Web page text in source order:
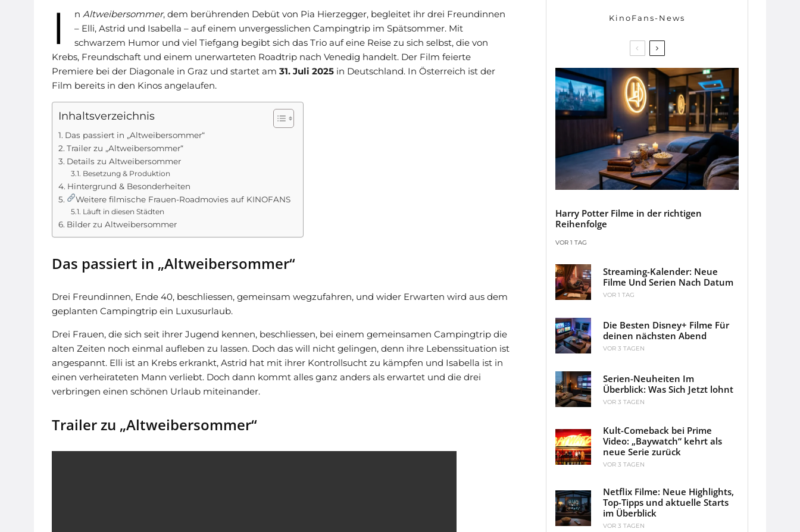
I n Altweibersommer, dem berührenden Debüt von Pia Hierzegger, begleitet ihr drei Freundinnen
– Elli, Astrid und Isabella – auf einem unvergesslichen Campingtrip im Spätsommer. Mit
schwarzem Humor und viel Tiefgang begibt sich das Trio auf eine Reise zu sich selbst, die von
Krebs, Freundschaft und einem unerwarteten Roadtrip nach Venedig handelt. Der Film feierte
Premiere bei der Diagonale in Graz und startet am 31. Juli 2025 in Deutschland. In Österreich ist der
Film bereits in den Kinos angelaufen.
Inhaltsverzeichnis
Das passiert in „Altweibersommer“
Trailer zu „Altweibersommer“
Details zu Altweibersommer
Besetzung & Produktion
Hintergrund & Besonderheiten
Weitere filmische Frauen-Roadmovies auf KINOFANS
Läuft in diesen Städten
Bilder zu Altweibersommer
Das passiert in „Altweibersommer“
Drei Freundinnen, Ende 40, beschliessen, gemeinsam wegzufahren, und wider Erwarten wird aus dem
geplanten Campingtrip ein Luxusurlaub.
Drei Frauen, die sich seit ihrer Jugend kennen, beschliessen, bei einem gemeinsamen Campingtrip die
alten Zeiten noch einmal aufleben zu lassen. Doch das will nicht gelingen, denn ihre Lebenssituation ist
angespannt. Elli ist an Krebs erkrankt, Astrid hat mit ihrer Kontrollsucht zu kämpfen und Isabella ist in
einen verheirateten Mann verliebt. Doch dann kommt alles ganz anders als erwartet und die drei
verbringen einen schönen Urlaub miteinander.
Trailer zu „Altweibersommer“
KinoFans-News
Harry Potter Filme in der richtigen
Reihenfolge
VOR 1 TAG
Streaming-Kalender: Neue
Filme Und Serien Nach Datum
VOR 1 TAG
Die Besten Disney+ Filme Für
deinen nächsten Abend
VOR 3 TAGEN
Serien-Neuheiten Im
Überblick: Was Sich Jetzt lohnt
VOR 3 TAGEN
Kult-Comeback bei Prime
Video: „Baywatch“ kehrt als
neue Serie zurück
VOR 3 TAGEN
Netflix Filme: Neue Highlights,
Top-Tipps und aktuelle Starts
im Überblick
VOR 3 TAGEN